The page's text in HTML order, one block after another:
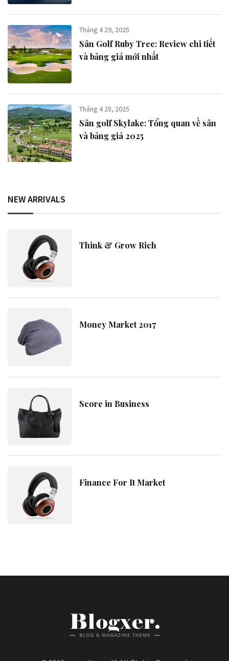
Tháng 4 29, 2025
Sân Golf Ruby Tree: Review chi tiết
và bảng giá mới nhất
Tháng 4 28, 2025
Sân golf Skylake: Tổng quan về sân
và bảng giá 2025
NEW ARRIVALS
Think & Grow Rich
Money Market 2017
Score in Business
Finance For It Market